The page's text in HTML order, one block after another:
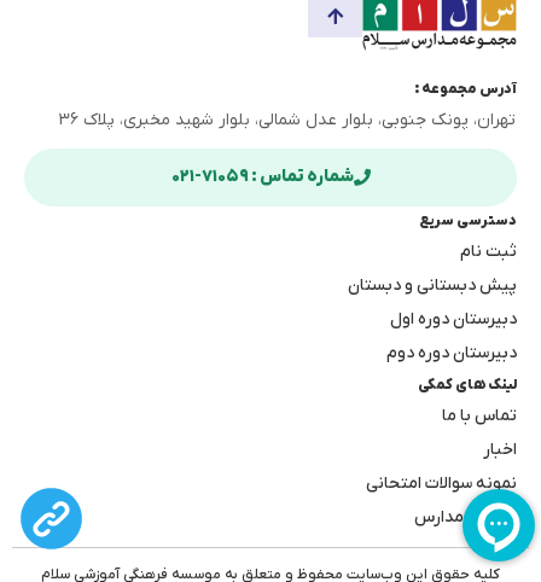
آدرس مجموعه :
تهران، پونک جنوبی، بلوار عدل شمالی، بلوار شهید مخبری، پلاک ۳۶
شماره تماس : ۷۱۰۵۹-۰۲۱
دسترسی سریع
ثبت نام
پیش دبستانی و دبستان
دبیرستان دوره اول
دبیرستان دوره دوم
لینک های کمکی
تماس با ما
اخبار
نمونه سوالات امتحانی
بهترین مدارس
کلیه حقوق این وب‌سایت محفوظ و متعلق به موسسه فرهنگی آموزشی سلام